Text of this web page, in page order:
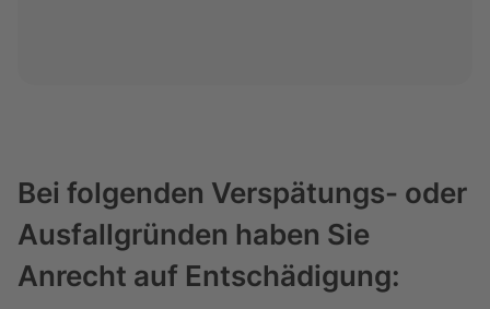
Bei folgenden Verspätungs- oder
Ausfallgründen haben Sie
Anrecht auf Entschädigung: